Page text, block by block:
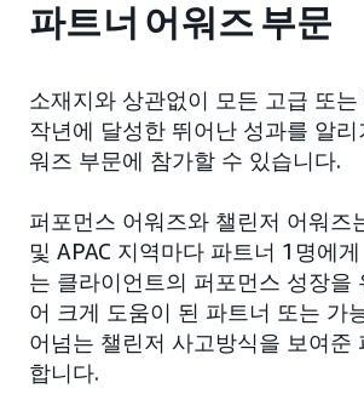
파트너 어워즈 부문
소재지와 상관없이 모든 고급 또
작년에 달성한 뛰어난 성과를 알
워즈 부문에 참가할 수 있습니다.
퍼포먼스 어워즈와 챌린저 어워즈
및 APAC 지역마다 파트너 1명에
는 클라이언트의 퍼포먼스 성장을
어 크게 도움이 된 파트너 또는 가
어넘는 챌린저 사고방식을 보여준
합니다.